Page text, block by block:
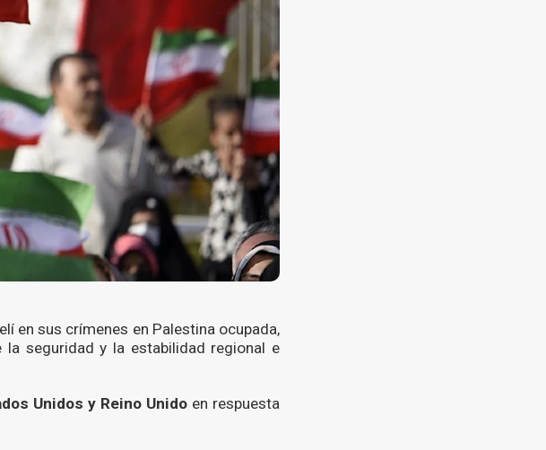
en sus crímenes en Palestina ocupada,
seguridad y la estabilidad regional e
Unidos y Reino Unido en respuesta